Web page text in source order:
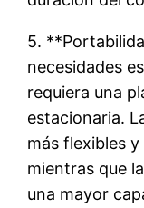
5.
necesidades
requiera una
estacionaria.
más flexibles
mientras que
una mayor